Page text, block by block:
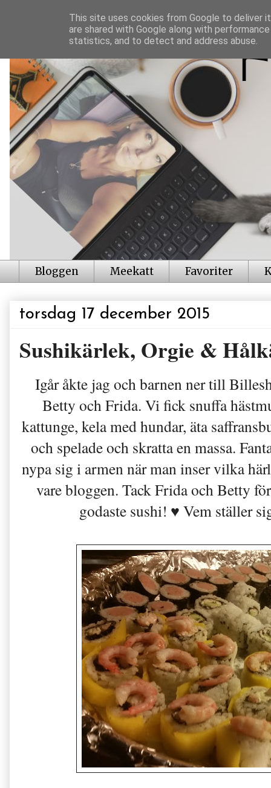
Bloggen Meekatt Favoriter
torsdag 17 december 2015
Sushikärlek, Orgie &
Igår åkte jag och barnen ner till
Betty och Frida. Vi fick snuffa
kattunge, kela med hundar, äta
och spelade och skratta en massa.
nypa sig i armen när man inser vilka
vare bloggen. Tack Frida och Betty
godaste sushi! ♥ Vem ställer
This site uses cookies from Google to deliver
are shared with Google along with
statistics, and to detect and address abuse.